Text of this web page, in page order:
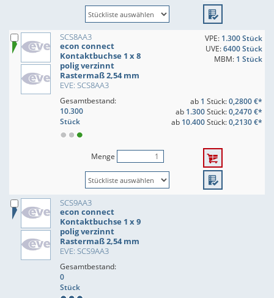
SCS8AA3
econ connect
Kontaktbuchse 1 x 8
polig verzinnt
Rastermaß 2,54 mm
EVE: SCS8AA3
VPE: 1.300 Stück
UVE:6400 Stück
MBM: 1 Stück
Gesamtbestand:
10.300
Stück
ab 1 Stück:0,2800 €*
ab 1.300Stück:0,2470 €*
ab 10.400Stück:0,2130 €*
Menge
SCS9AA3
econ connect
Kontaktbuchse 1 x 9
polig verzinnt
Rastermaß 2,54 mm
EVE: SCS9AA3
Gesamtbestand:
0
Stück